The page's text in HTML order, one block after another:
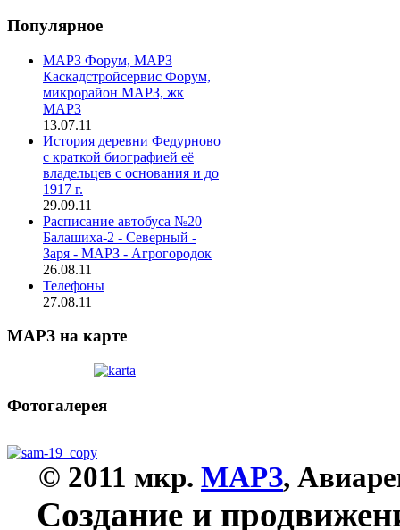
Популярное
МАРЗ Форум, МАРЗ
Каскадстройсервис Форум,
микрорайон МАРЗ, жк
МАРЗ
13.07.11
История деревни Федурново
с краткой биографией её
владельцев с основания и до
1917 г.
29.09.11
Расписание автобуса №20
Балашиха-2 - Северный -
Заря - МАРЗ - Агрогородок
26.08.11
Телефоны
27.08.11
МАРЗ на карте
Фотогалерея
© 2011 мкр. МАРЗ,
Создание и